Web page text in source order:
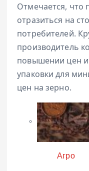
Отмечается, что
отразиться на
потребителей.
производитель
повышении цен
упаковки для
цен на зерно.
Категория
Агро